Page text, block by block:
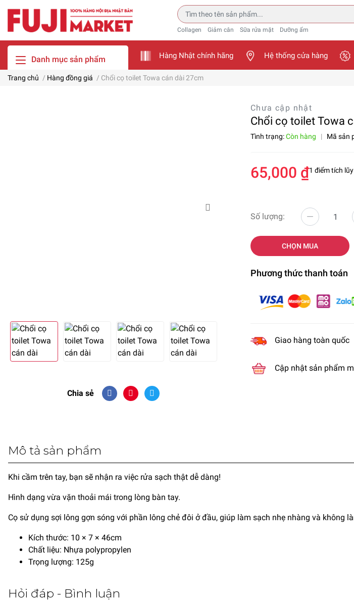
Collagen Giảm cân Sữa rửa mặt Dưỡng ẩm
Danh mục sản phẩm Hàng Nhật chính hãng Hệ thống cửa hàng
Trang chủ / Hàng đồng giá / Chổi cọ toilet Towa cán dài 27cm
Chia sẻ
Chưa cập nhật
Chổi cọ toilet Towa
Tình trạng:Còn hàng | Mã sản
65,000 ₫1 điểm tích lũy
Số lượng:
CHỌN MUA
Phương thức thanh toán
Giao hàng toàn quốc
Cập nhật sản phẩm
Mô tả sản phẩm
Khi cầm trên tay, bạn sẽ nhận ra việc rửa sạch thật dễ dàng!
Hình dạng vừa vặn thoải mái trong lòng bàn tay.
Cọ sử dụng sợi lông gợn sóng với phần lông chẻ đôi ở đầu, giúp làm sạch nhẹ nhàng và không
Kích thước: 10 × 7 × 46cm
Chất liệu: Nhựa polypropylen
Trọng lượng: 125g
Hỏi đáp - Bình luận